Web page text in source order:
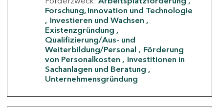
Forschung, Innovation und Technologie
Investieren und Wachsen
Existenzgründung
Qualifizierung/Aus- und
Weiterbildung/Personal
Förderung
von Personalkosten
Investitionen in
Sachanlagen und Beratung
Unternehmensgründung